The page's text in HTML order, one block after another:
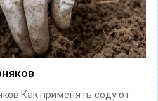
Как применять соду от